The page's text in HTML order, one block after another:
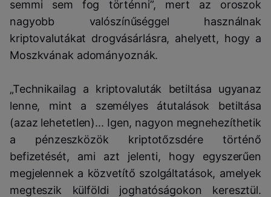
semmi sem fog történni”, mert az oroszok
nagyobb valószínűséggel használnak
kriptovalutákat drogvásárlásra, ahelyett, hogy a
Moszkvának adományoznák.
„Technikailag a kriptovaluták betiltása ugyanaz
lenne, mint a személyes átutalások betiltása
(azaz lehetetlen)... Igen, nagyon megnehezíthetik
a pénzeszközök kriptotőzsdére történő
befizetését, ami azt jelenti, hogy egyszerűen
megjelennek a közvetítő szolgáltatások, amelyek
megteszik külföldi joghatóságokon keresztül.